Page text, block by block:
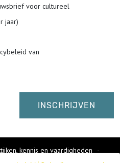
voor cultureel
jaar)
van
kennis en vaardigheden
-